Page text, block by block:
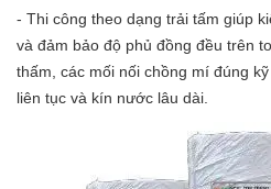
- Thi công theo dạng trải tấm giúp
và đảm bảo độ phủ đồng đều trên
thấm, các mối nối chồng mí đúng
liên tục và kín nước lâu dài.